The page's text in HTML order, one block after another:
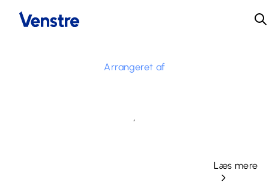
Arrangeret af
,
Læs mere